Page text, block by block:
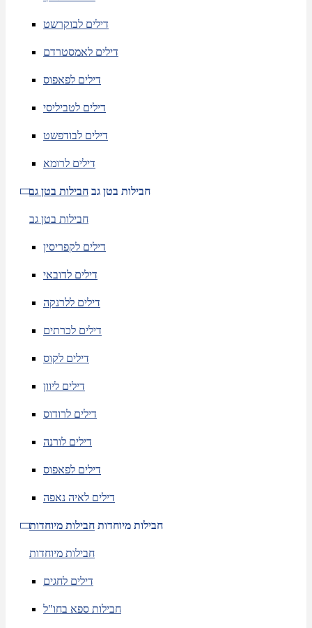
דילים לבוקרשט
דילים לאמסטרדם
דילים לפאפוס
דילים לטביליסי
דילים לבודפשט
דילים לרומא
חבילות בטן גב חבילות בטן גב
חבילות בטן גב
דילים לקפריסין
דילים לדובאי
דילים ללרנקה
דילים לכרתים
דילים לקוס
דילים ליוון
דילים לרודוס
דילים לורנה
דילים לפאפוס
דילים לאיה נאפה
חבילות מיוחדות חבילות מיוחדות
חבילות מיוחדות
דילים לחגים
חבילות ספא בחו"ל